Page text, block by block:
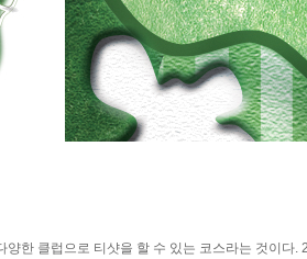
양한 클럽으로 티샷을 할 수 있는 코스라는 것이